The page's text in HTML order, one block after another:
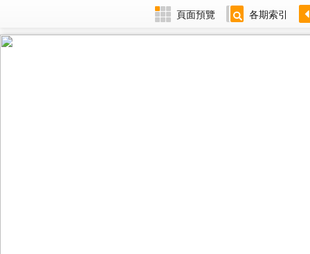
頁面預覽 各期索引